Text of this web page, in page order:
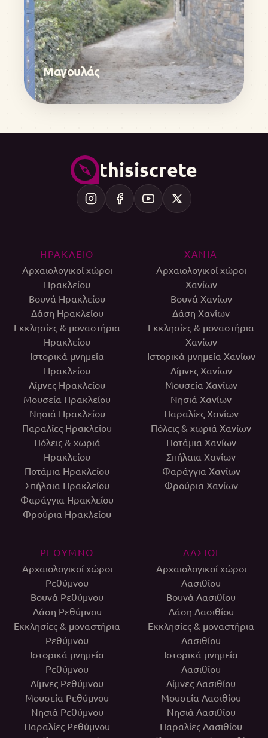
Μαγουλάς
thisiscrete
ΗΡΑΚΛΕΙΟ
Αρχαιολογικοί χώροι
Ηρακλείου
Βουνά Ηρακλείου
Δάση Ηρακλείου
Εκκλησίες & μοναστήρια
Ηρακλείου
Ιστορικά μνημεία
Ηρακλείου
Λίμνες Ηρακλείου
Μουσεία Ηρακλείου
Νησιά Ηρακλείου
Παραλίες Ηρακλείου
Πόλεις & χωριά
Ηρακλείου
Ποτάμια Ηρακλείου
Σπήλαια Ηρακλείου
Φαράγγια Ηρακλείου
Φρούρια Ηρακλείου
ΧΑΝΙΑ
Αρχαιολογικοί χώροι
Χανίων
Βουνά Χανίων
Δάση Χανίων
Εκκλησίες & μοναστήρια
Χανίων
Ιστορικά μνημεία Χανίων
Λίμνες Χανίων
Μουσεία Χανίων
Νησιά Χανίων
Παραλίες Χανίων
Πόλεις & χωριά Χανίων
Ποτάμια Χανίων
Σπήλαια Χανίων
Φαράγγια Χανίων
Φρούρια Χανίων
ΡΕΘΥΜΝΟ
Αρχαιολογικοί χώροι
Ρεθύμνου
Βουνά Ρεθύμνου
Δάση Ρεθύμνου
Εκκλησίες & μοναστήρια
Ρεθύμνου
Ιστορικά μνημεία
Ρεθύμνου
Λίμνες Ρεθύμνου
Μουσεία Ρεθύμνου
Νησιά Ρεθύμνου
Παραλίες Ρεθύμνου
ΛΑΣΙΘΙ
Αρχαιολογικοί χώροι
Λασιθίου
Βουνά Λασιθίου
Δάση Λασιθίου
Εκκλησίες & μοναστήρια
Λασιθίου
Ιστορικά μνημεία
Λασιθίου
Λίμνες Λασιθίου
Μουσεία Λασιθίου
Νησιά Λασιθίου
Παραλίες Λασιθίου